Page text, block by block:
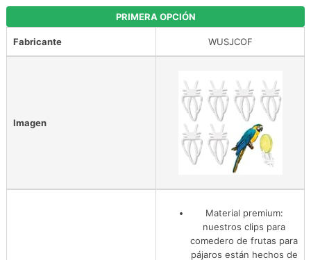
PRIMERA OPCIÓN
Fabricante WUSJCOF
Imagen
Material premium:
nuestros clips para
comedero de frutas para
pájaros están hechos de